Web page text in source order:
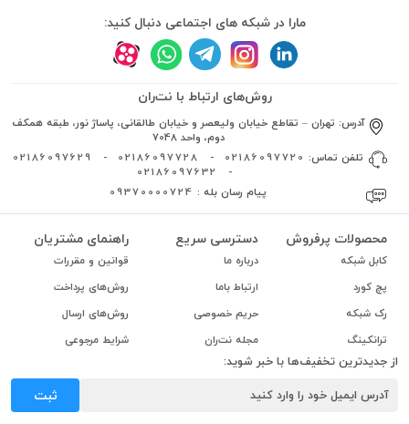
مارا در شبکه های اجتماعی دنبال کنید:
روش‌های ارتباط با نت‌ران
آدرس: تهران – تقاطع خیابان ولیعصر و خیابان طالقانی، پاساژ نور، طبقه همکف
دوم، واحد 7048
تلفن تماس: 02186097720
-
02186097728
-
02186097629
-
02186097632
پیام رسان بله : 09370000724
محصولات پرفروش
کابل شبکه
پچ کورد
رک شبکه
ترانکینگ
دسترسی سریع
درباره ما
ارتباط باما
حریم خصوصی
مجله نت‌ران
راهنمای مشتریان
قوانین و مقررات
روش‌های پرداخت
روش‌های ارسال
شرایط مرجوعی
از جدیدترین تخفیف‌ها با خبر شوید:
ثبت